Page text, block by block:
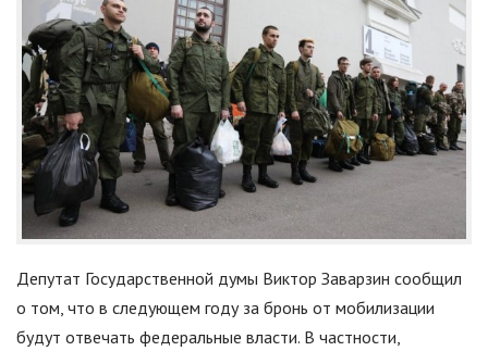
Депутат Государственной думы Виктор Заварзин сообщил
о том, что в следующем году за бронь от мобилизации
будут отвечать федеральные власти. В частности,